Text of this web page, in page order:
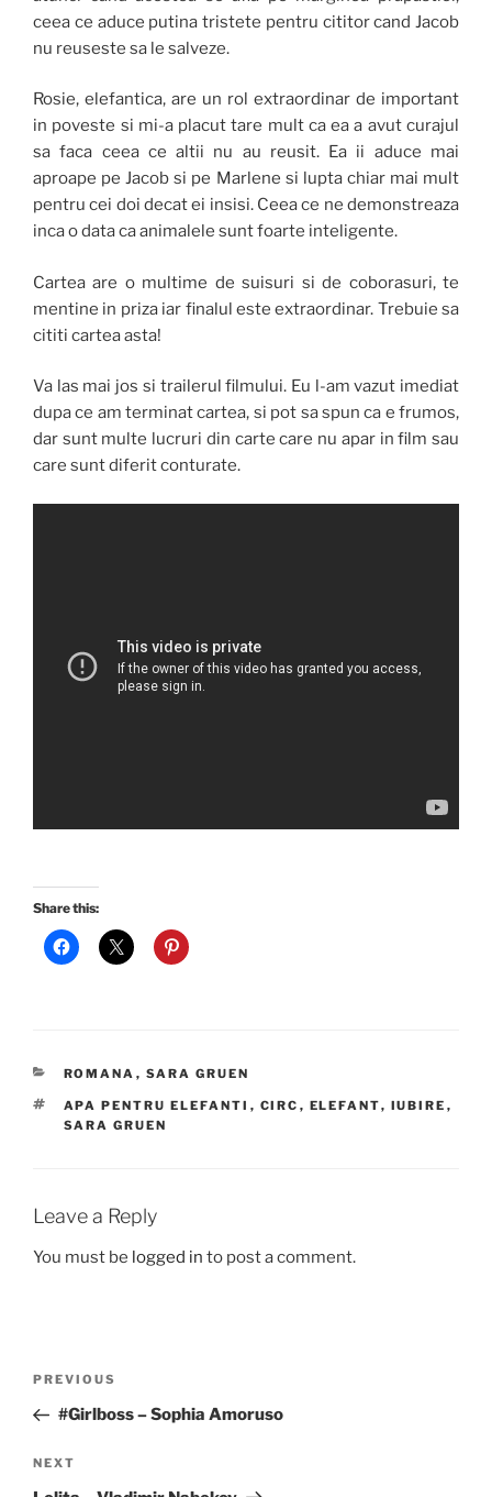
ceea ce aduce putina tristete pentru cititor cand Jacob
nu reuseste sa le salveze.
Rosie, elefantica, are un rol extraordinar de important
in poveste si mi-a placut tare mult ca ea a avut curajul
sa faca ceea ce altii nu au reusit. Ea ii aduce mai
aproape pe Jacob si pe Marlene si lupta chiar mai mult
pentru cei doi decat ei insisi. Ceea ce ne demonstreaza
inca o data ca animalele sunt foarte inteligente.
Cartea are o multime de suisuri si de coborasuri, te
mentine in priza iar finalul este extraordinar. Trebuie sa
cititi cartea asta!
Va las mai jos si trailerul filmului. Eu l-am vazut imediat
dupa ce am terminat cartea, si pot sa spun ca e frumos,
dar sunt multe lucruri din carte care nu apar in film sau
care sunt diferit conturate.
Share this:
CATEGORIES
ROMANA , SARA GRUEN
TAGS
APA PENTRU ELEFANTI , CIRC , ELEFANT, IUBIRE ,
SARA GRUEN
Leave a Reply
You must be logged in to post a comment.
Previous
Post
PREVIOUS
#Girlboss – Sophia Amoruso
Next
Post
NEXT